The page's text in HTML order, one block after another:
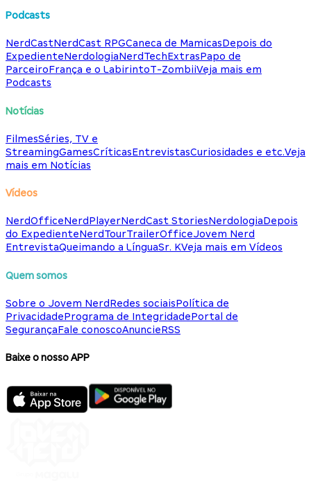
Podcasts
NerdCastNerdCast RPGCaneca de MamicasDepois do
ExpedienteNerdologiaNerdTechExtrasPapo de
ParceiroFrança e o LabirintoT-ZombiiVeja mais em
Podcasts
Notícias
FilmesSéries, TV e
StreamingGamesCríticasEntrevistasCuriosidades e etc.Veja
mais em Notícias
Vídeos
NerdOfficeNerdPlayerNerdCast StoriesNerdologiaDepois
do ExpedienteNerdTourTrailerOfficeJovem Nerd
EntrevistaQueimando a LínguaSr. KVeja mais em Vídeos
Quem somos
Sobre o Jovem NerdRedes sociaisPolítica de
PrivacidadePrograma de IntegridadePortal de
SegurançaFale conoscoAnuncieRSS
Baixe o nosso APP